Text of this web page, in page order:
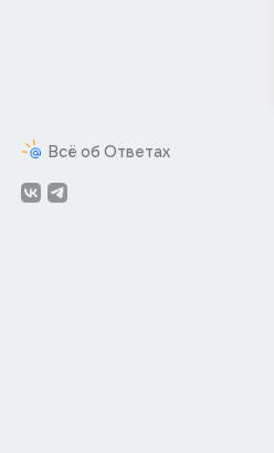
Всё об Ответах